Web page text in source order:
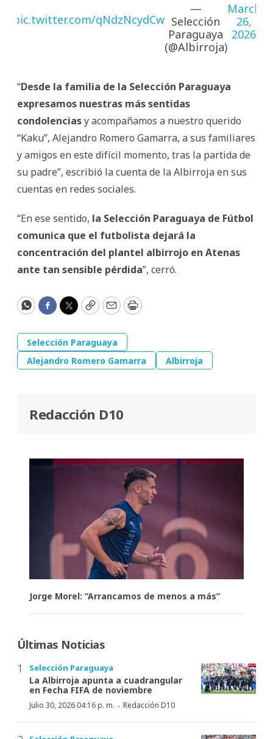
pic.twitter.com/qNdzNcydCw
—
Selección
Paraguaya
(@Albirroja)
March
26,
2026
“Desde la familia de la Selección Paraguaya
expresamos nuestras más sentidas
condolenciasy acompañamos a nuestro querido
“Kaku”, Alejandro Romero Gamarra, a sus familiares
y amigos en este difícil momento, tras la partida de
su padre”, escribió la cuenta de la Albirroja en sus
cuentas en redes sociales.
“En ese sentido, la Selección Paraguaya de Fútbol
comunica que el futbolista dejará la
concentración del plantel albirrojo en Atenas
ante tan sensible pérdida”, cerró.
WhatsApp
Facebook
Twitter
CopyEmailPrint
Selección Paraguaya
Alejandro Romero Gamarra
Albirroja
Redacción D10
Jorge Morel: “Arrancamos de menos a más”
Últimas Noticias
Selección Paraguaya
La Albirroja apunta a cuadrangular
en Fecha FIFA de noviembre
Julio 30, 2026 04:16 p. m. · Redacción D10